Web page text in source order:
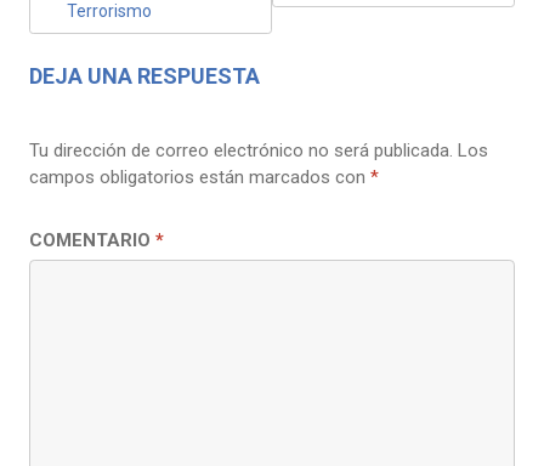
Terrorismo
DEJA UNA RESPUESTA
Tu dirección de correo electrónico no será publicada. Los
campos obligatorios están marcados con *
COMENTARIO *